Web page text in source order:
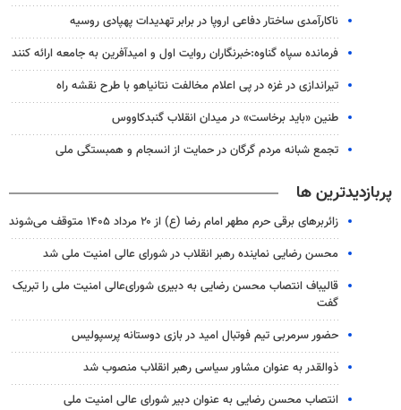
ناکارآمدی ساختار دفاعی اروپا در برابر تهدیدات پهپادی روسیه
فرمانده سپاه گناوه:خبرنگاران روایت اول و امیدآفرین به جامعه ارائه کنند
تیراندازی در غزه در پی اعلام مخالفت نتانیاهو با طرح نقشه راه
طنین «باید برخاست» در میدان انقلاب گنبدکاووس
تجمع شبانه مردم گرگان در حمایت از انسجام و همبستگی ملی
پربازدیدترین ها
زائربرهای برقی حرم مطهر امام رضا (ع) از ۲۰ مرداد ۱۴۰۵ متوقف می‌شوند
محسن رضایی نماینده رهبر انقلاب در شورای عالی امنیت ملی شد
قالیباف انتصاب محسن رضایی به دبیری شورای‌عالی امنیت ملی را تبریک
گفت
حضور سرمربی تیم فوتبال امید در بازی دوستانه پرسپولیس
ذوالقدر به عنوان مشاور سیاسی رهبر انقلاب منصوب شد
انتصاب محسن رضایی به عنوان دبیر شورای عالی امنیت ملی